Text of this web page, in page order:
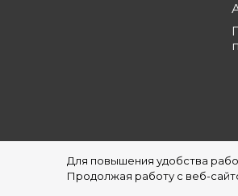
Для повышения удобства
Продолжая работу с веб-
©1997 - 2026 Обувной